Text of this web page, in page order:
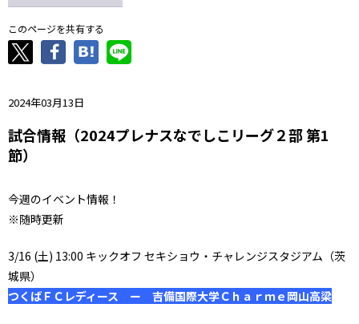
このページを共有する
2024年03月13日
試合情報（2024プレナスなでしこリーグ２部 第1
節）
今週のイベント情報！
※随時更新
3/16 (土) 13:00 キックオフ セキショウ・チャレンジスタジアム（茨
城県）
つくばＦＣレディース ー 吉備国際大学Ｃｈａｒｍｅ岡山高梁